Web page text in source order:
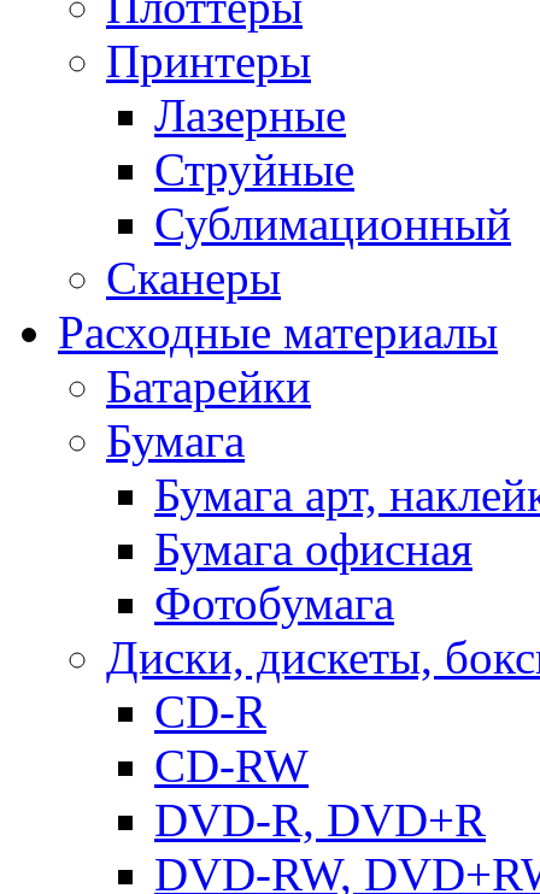
Принтеры
Лазерные
Струйные
Сублимационный
Сканеры
Расходные материалы
Батарейки
Бумага
Бумага арт,
Бумага офисная
Фотобумага
Диски, дискеты,
CD-R
CD-RW
DVD-R, DVD+R
DVD-RW,